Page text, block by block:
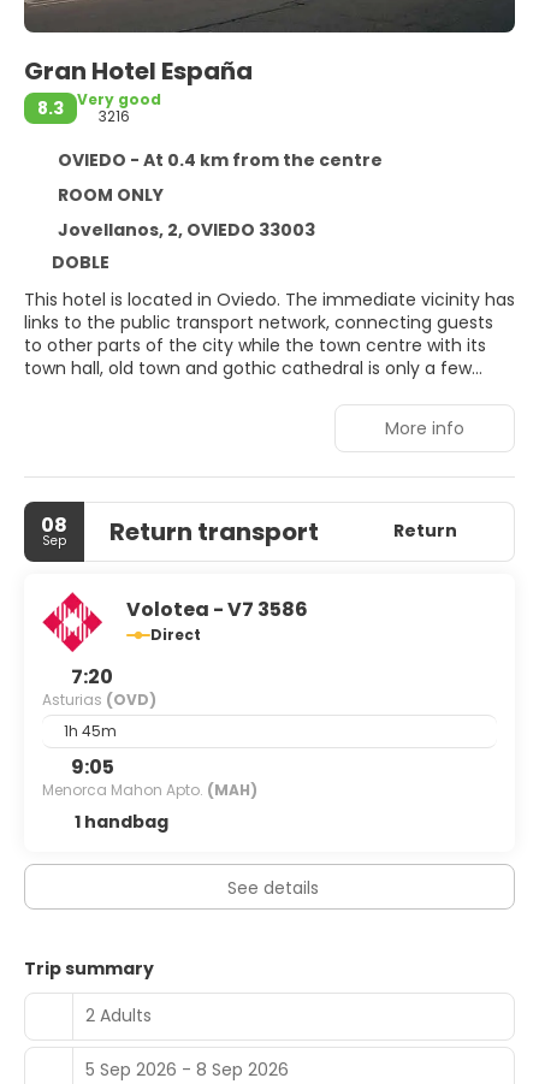
Gran Hotel España
8.3
Very good
3216
OVIEDO - At 0.4 km from the centre
ROOM ONLY
Jovellanos, 2, OVIEDO 33003
DOBLE
This hotel is located in Oviedo. The immediate vicinity has
links to the public transport network, connecting guests
to other parts of the city while the town centre with its
town hall, old town and gothic cathedral is only a few
diverse range of bars and restaurants. The beach is
around 30 km away. Renovated in the year 2000, this
hotel comprises a total of 89 guestrooms over 5 floors.
The rooms are comfortably and elegantly furnished and
each is partnered with its own private bathroom with a
hairdryer. All units feature minibars, direct dial telephones
and an Internet connection for a productive stay. Those
facilities. The hotel has an air-conditioned restaurant and
serves an ample breakfast buffet each morning.
More info
08
Sep Return transport Return
Volotea - V7 3586
Direct
7:20
Asturias (OVD)
1h 45m
9:05
Menorca Mahon Apto. (MAH)
1 handbag
See details
Trip summary
2 Adults
5 Sep 2026 - 8 Sep 2026